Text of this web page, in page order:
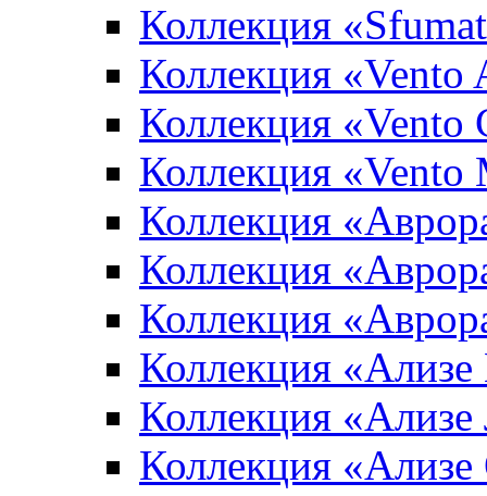
Коллекция
Коллекция «Vento
Коллекция «Vento
Коллекция «Vento
Коллекция
Коллекция
Коллекция
Коллекция
Коллекция
Коллекция